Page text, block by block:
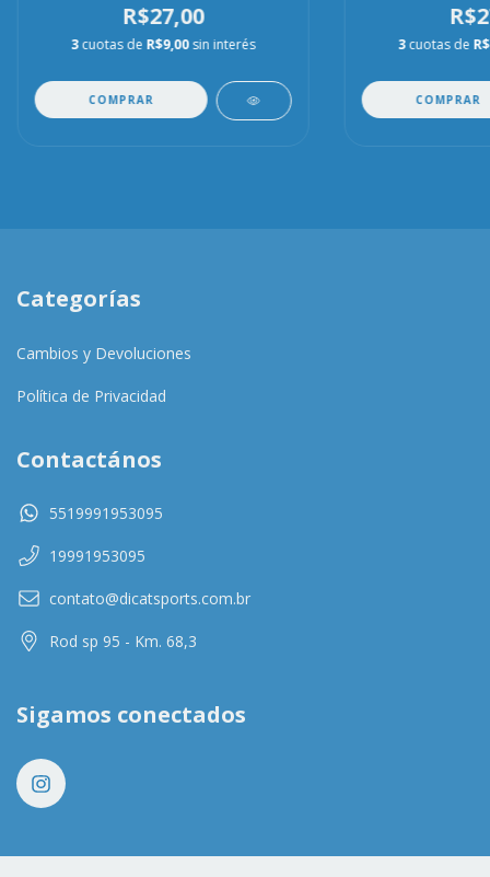
R$27,00
3cuotas de R$9,00sin interés
COMPRAR
3 cuotas de
COMPRAR
Categorías
Cambios y Devoluciones
Política de Privacidad
Contactános
5519991953095
19991953095
contato@dicatsports.com.br
Rod sp 95 - Km. 68,3
Sigamos conectados